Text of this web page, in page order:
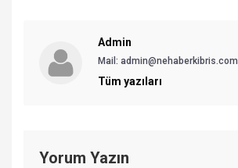
Admin
Mail: admin@nehaberkibris.com
Tüm yazıları
Yorum Yazın